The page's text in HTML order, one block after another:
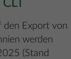
den Export von
werden
(Stand